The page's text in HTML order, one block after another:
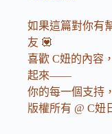
如果這篇對你有
友 💟
喜歡 C妞的內容
起來——
你的每一個支持
版權所有 @ C妞